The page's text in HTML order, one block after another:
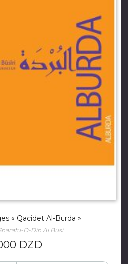
« Qacidet Al-Burda »
D-Din Al Busi
DZD